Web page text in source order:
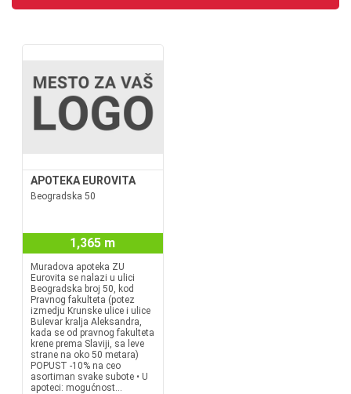
APOTEKA EUROVITA
Beogradska 50
1,365 m
Muradova apoteka ZU
Eurovita se nalazi u ulici
Beogradska broj 50, kod
Pravnog fakulteta (potez
izmedju Krunske ulice i ulice
Bulevar kralja Aleksandra,
kada se od pravnog fakulteta
krene prema Slaviji, sa leve
strane na oko 50 metara)
POPUST -10% na ceo
asortiman svake subote • U
apoteci: mogućnost...